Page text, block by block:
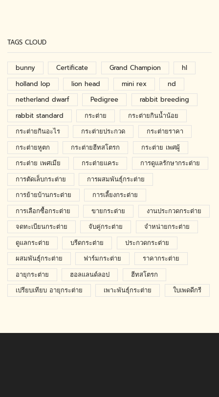
TAGS CLOUD
bunny Certificate Grand Champion
hl
holland lop
lion head mini rex
nd
netherland dwarf
Pedigree
rabbit breeding
rabbit standard
กระต่าย
กระต่ายกินน้ำน้อย
กระต่ายกินอะไร
กระต่ายประกวด
กระต่ายราคา
กระต่ายหูตก
กระต่ายฮีทสโตรก
กระต่าย เพศผู้
กระต่าย เพศเมีย
กระต่ายแคระ
การดูแลรักษากระต่าย
การตัดเล็บกระต่าย
การผสมพันธุ์กระต่าย
การย้ายบ้านกระต่าย
การเลี้ยงกระต่าย
การเลือกซื้อกระต่าย
ขายกระต่าย
งานประกวดกระต่าย
จดทะเบียนกระต่าย
จับคู่กระต่าย
จำหน่ายกระต่าย
ดูแลกระต่าย
บรีดกระต่าย
ประกวดกระต่าย
ผสมพันธุ์กระต่าย
ฟาร์มกระต่าย
ราคากระต่าย
อายุกระต่าย
ฮอลแลนด์ลอป
ฮีทสโตรก
เปรียบเทียบ อายุกระต่าย
เพาะพันธุ์กระต่าย ใบเพดดีกรี